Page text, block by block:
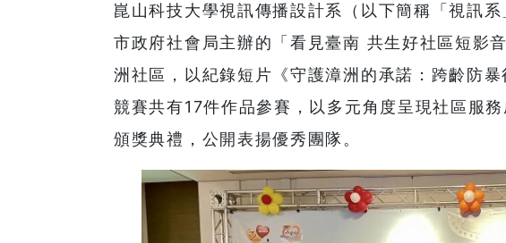
崑山科技大學視訊傳播設計系（以下簡稱「視訊
市政府社會局主辦的「看見臺南 共生好社區短影
洲社區，以紀錄短片《守護漳洲的承諾：跨齡防
競賽共有17件作品參賽，以多元角度呈現社區服
頒獎典禮，公開表揚優秀團隊。